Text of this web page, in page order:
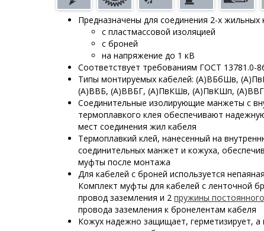
Предназначены для соединения 2-х жильных
с пластмассовой изоляцией
с броней
на напряжение до 1 кВ
Соответствует требованиям ГОСТ 13781.0-
Типы монтируемых кабелей: (А)ВБбШв,
(А)ВВБ, (А)ВВБГ, (А)ПвКШв, (А)ПвКШп,
Соединительные изолирующие манжеты с
термоплавкого клея обеспечивают
мест соединения жил кабеля
Термоплавкий клей, нанесенный на
соединительных манжет и кожуха,
муфты после монтажа
Для кабелей с броней используется
Комплект муфты для кабелей с ленточной
провод заземления и 2 пружины
провода заземления к бронелентам кабеля
Кожух надежно защищает, герметизирует, а